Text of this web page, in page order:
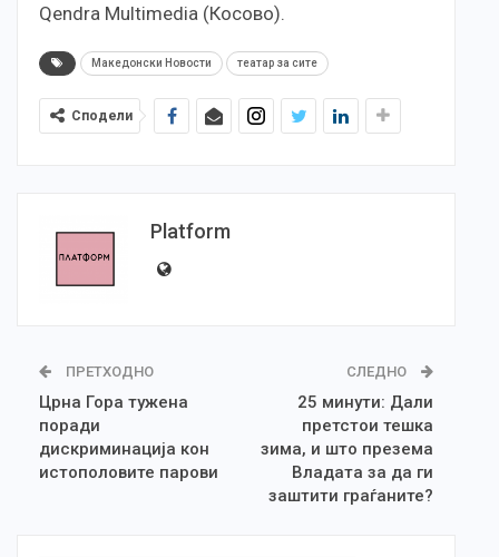
Qendra Multimedia (Косово).
Македонски Новости театар за сите
Сподели
Platform
ПРЕТХОДНО
Црна Гора тужена
поради
дискриминација кон
истополовите парови
СЛЕДНО
25 минути: Дали
претстои тешка
зима, и што презема
Владата за да ги
заштити граѓаните?